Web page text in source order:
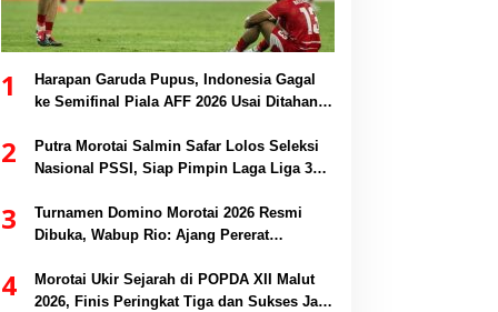
1
Harapan Garuda Pupus, Indonesia Gagal
ke Semifinal Piala AFF 2026 Usai Ditahan
2
Putra Morotai Salmin Safar Lolos Seleksi
Nasional PSSI, Siap Pimpin Laga Liga 3
3
Turnamen Domino Morotai 2026 Resmi
Dibuka, Wabup Rio: Ajang Pererat
4
Morotai Ukir Sejarah di POPDA XII Malut
2026, Finis Peringkat Tiga dan Sukses Jadi